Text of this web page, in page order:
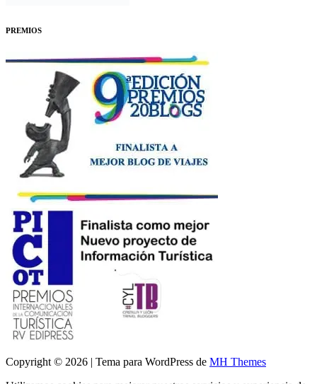
PREMIOS
Copyright © 2026 | Tema para WordPress de MH Themes